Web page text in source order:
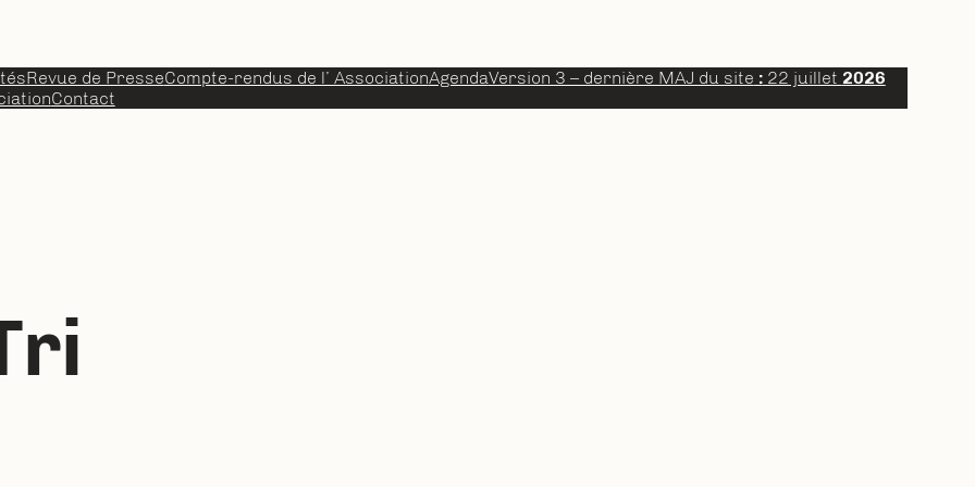
Revue de PresseCompte-rendus de l’ AssociationAgendaVersion 3 – dernière MAJ du site :22 juillet 2026
Contact